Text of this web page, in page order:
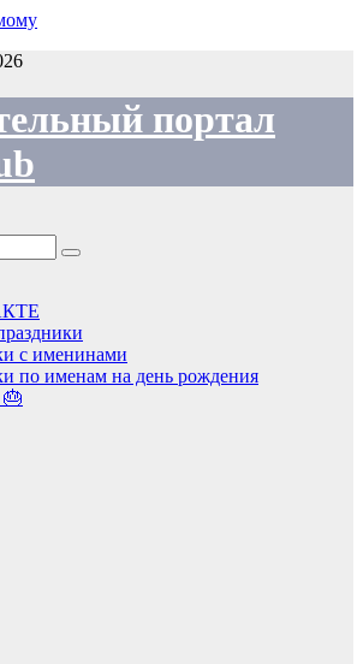
портал
с именинами
по именам на день рождения
🎂